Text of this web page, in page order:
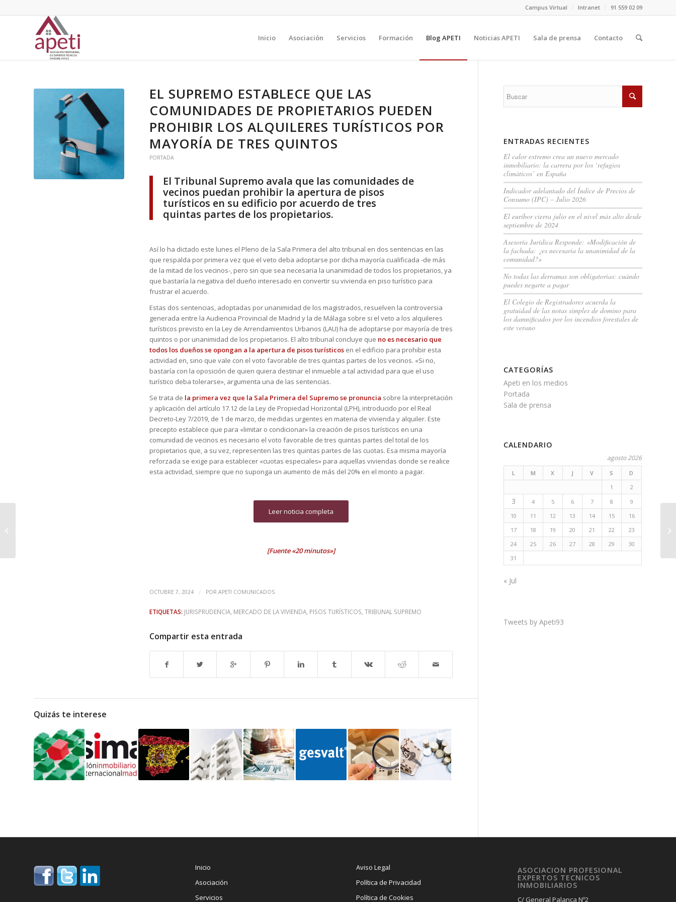
Campus Virtual Intranet 91 559 02 09
Inicio Asociación Servicios Formación Blog APETI Noticias APETI Sala de prensa Contacto
EL SUPREMO ESTABLECE QUE LAS
COMUNIDADES DE PROPIETARIOS PUEDEN
PROHIBIR LOS ALQUILERES TURÍSTICOS POR
MAYORÍA DE TRES QUINTOS
PORTADA
El Tribunal Supremo avala que las comunidades de
vecinos puedan prohibir la apertura de pisos
turísticos en su edificio por acuerdo de tres
quintas partes de los propietarios.
Así lo ha dictado este lunes el Pleno de la Sala Primera del alto tribunal en dos sentencias en las
que respalda por primera vez que el veto deba adoptarse por dicha mayoría cualificada -de más
de la mitad de los vecinos-, pero sin que sea necesaria la unanimidad de todos los propietarios, ya
que bastaría la negativa del dueño interesado en convertir su vivienda en piso turístico para
frustrar el acuerdo.
Estas dos sentencias, adoptadas por unanimidad de los magistrados, resuelven la controversia
generada entre la Audiencia Provincial de Madrid y la de Málaga sobre si el veto a los alquileres
turísticos previsto en la Ley de Arrendamientos Urbanos (LAU) ha de adoptarse por mayoría de tres
quintos o por unanimidad de los propietarios. El alto tribunal concluye que no es necesario que
todos los dueños se opongan a la apertura de pisos turísticos en el edificio para prohibir esta
actividad en, sino que vale con el voto favorable de tres quintas partes de los vecinos. «Si no,
bastaría con la oposición de quien quiera destinar el inmueble a tal actividad para que el uso
turístico deba tolerarse», argumenta una de las sentencias.
Se trata de la primera vez que la Sala Primera del Supremo se pronuncia sobre la interpretación
y aplicación del artículo 17.12 de la Ley de Propiedad Horizontal (LPH), introducido por el Real
Decreto-Ley 7/2019, de 1 de marzo, de medidas urgentes en materia de vivienda y alquiler. Este
precepto establece que para «limitar o condicionar» la creación de pisos turísticos en una
comunidad de vecinos es necesario el voto favorable de tres quintas partes del total de los
propietarios que, a su vez, representen las tres quintas partes de las cuotas. Esa misma mayoría
reforzada se exige para establecer «cuotas especiales» para aquellas viviendas donde se realice
esta actividad, siempre que no suponga un aumento de más del 20% en el monto a pagar.
Leer noticia completa
[Fuente «20 minutos»]
OCTUBRE 7, 2024 / POR APETI COMUNICADOS
ETIQUETAS: JURISPRUDENCIA, MERCADO DE LA VIVIENDA, PISOS TURÍSTICOS, TRIBUNAL SUPREMO
Compartir esta entrada
Quizás te interese
ENTRADAS RECIENTES
El calor extremo crea un nuevo mercado
inmobiliario: la carrera por los ‘refugios
climáticos’ en España
Indicador adelantado del Índice de Precios de
Consumo (IPC) – Julio 2026
El euríbor cierra julio en el nivel más alto desde
septiembre de 2024
Asesoría Jurídica Responde: «Modificación de
la fachada: ¿es necesaria la unanimidad de la
comunidad?»
No todas las derramas son obligatorias: cuándo
puedes negarte a pagar
El Colegio de Registradores acuerda la
gratuidad de las notas simples de domino para
los damnificados por los incendios forestales de
este verano
CATEGORÍAS
Apeti en los medios
Portada
Sala de prensa
CALENDARIO
agosto 2026
L M X J V S
D
1
2
3 4 5 6 7 8
9
10
11 12 13 14 15
16
17
18 19 20 21 22
23
24
25 26 27 28 29
30
31
« Jul
Tweets by Apeti93
Inicio
Asociación
Servicios
Aviso Legal
Política de Privacidad
Política de Cookies
ASOCIACION PROFESIONAL
EXPERTOS TECNICOS
INMOBILIARIOS
C/ General Palanca Nº2